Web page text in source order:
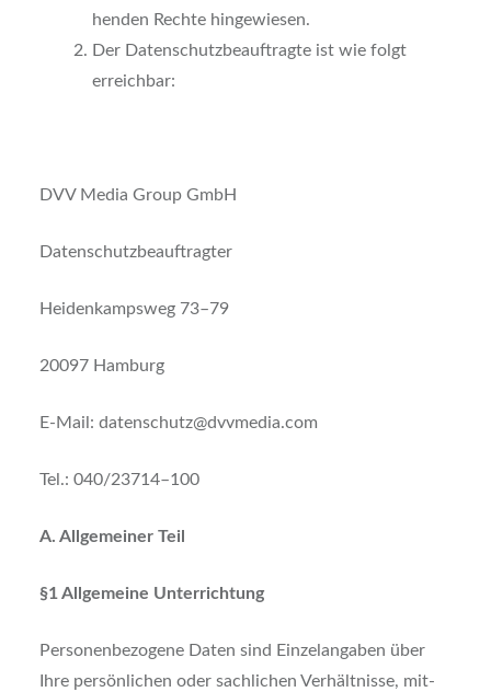
hen­den Rech­te hin­ge­wie­sen.
Der Daten­schutz­be­auf­trag­te ist wie folgt
erreich­bar:
DVV Media Group GmbH
Daten­schutz­be­auf­trag­ter
Hei­den­kamps­weg 73–79
20097 Ham­burg
E‑Mail: datenschutz@dvvmedia.com
Tel.: 040/23714–100
A. All­ge­mei­ner Teil
§1 All­ge­mei­ne Unter­rich­tung
Per­so­nen­be­zo­ge­ne Daten sind Ein­zel­an­ga­ben über
Ihre per­sön­li­chen oder sach­li­chen Ver­hält­nis­se, mit­